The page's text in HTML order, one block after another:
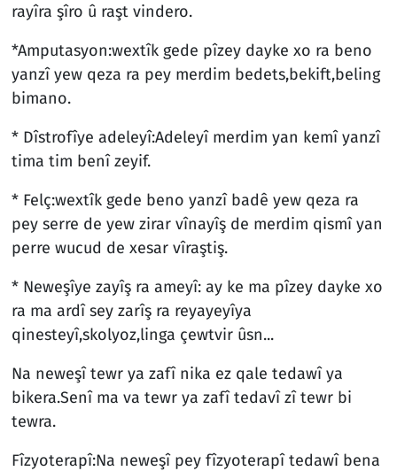
rayîra şîro û raşt vindero.
*Amputasyon:wextîk gede pîzey dayke xo ra beno
yanzî yew qeza ra pey merdim bedets,bekift,beling
bimano.
* Dîstrofîye adeleyî:Adeleyî merdim yan kemî yanzî
tima tim benî zeyif.
* Felç:wextîk gede beno yanzî badê yew qeza ra
pey serre de yew zirar vînayîş de merdim qismî yan
perre wucud de xesar vîraştiş.
* Neweşîye zayîş ra ameyî: ay ke ma pîzey dayke xo
ra ma ardî sey zarîş ra reyayeyîya
qinesteyî,skolyoz,linga çewtvir ûsn...
Na neweşî tewr ya zafî nika ez qale tedawî ya
bikera.Senî ma va tewr ya zafî tedavî zî tewr bi
tewra.
Fîzyoterapî:Na neweşî pey fîzyoterapî tedawî bena